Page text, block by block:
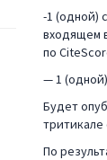
-1 (одной)
входящем
по
— 1
Будет
тритикале
По